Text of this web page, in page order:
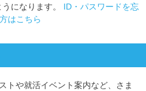
になります。 ID・パスワードを忘
はこちら
トや就活イベント案内など、さま